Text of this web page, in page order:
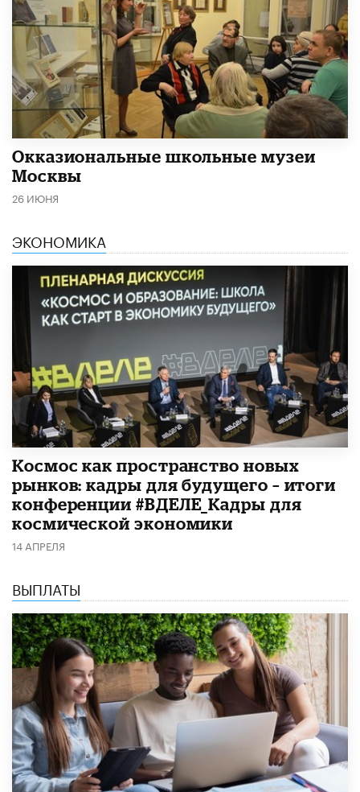
​Окказиональные школьные музеи
Москвы
26 ИЮНЯ
ЭКОНОМИКА
Космос как пространство новых
рынков: кадры для будущего – итоги
конференции #ВДЕЛЕ_Кадры для
космической экономики
14 АПРЕЛЯ
ВЫПЛАТЫ